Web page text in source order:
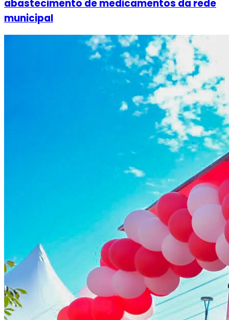
abastecimento de medicamentos da rede
municipal